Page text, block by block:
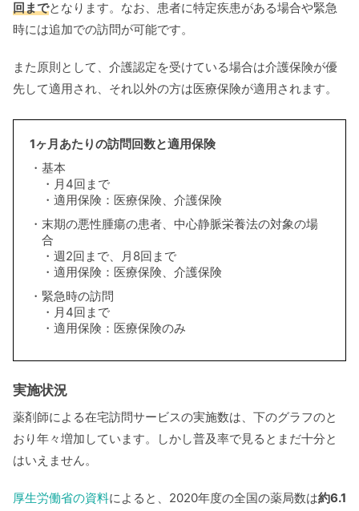
回までとなります。なお、患者に特定疾患がある場合や緊急
時には追加での訪問が可能です。
また原則として、介護認定を受けている場合は介護保険が優
先して適用され、それ以外の方は医療保険が適用されます。
1ヶ月あたりの訪問回数と適用保険
基本
月4回まで
適用保険：医療保険、介護保険
末期の悪性腫瘍の患者、中心静脈栄養法の対象の場
合
週2回まで、月8回まで
適用保険：医療保険、介護保険
緊急時の訪問
月4回まで
適用保険：医療保険のみ
実施状況
薬剤師による在宅訪問サービスの実施数は、下のグラフのと
おり年々増加しています。しかし普及率で見るとまだ十分と
はいえません。
厚生労働省の資料によると、2020年度の全国の薬局数は約6.1